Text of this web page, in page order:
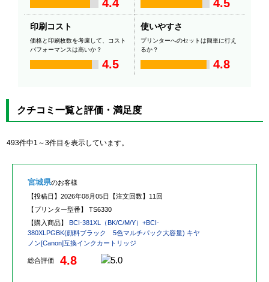
4.4 4.5
印刷コスト
価格と印刷枚数を考慮して、コスト
パフォーマンスは高いか？
4.5
使いやすさ
プリンターへのセットは簡単に行え
るか？
4.8
クチコミ一覧と評価・満足度
493件中1～3件目を表示しています。
宮城県のお客様
【投稿日】 2026年08月05日 【注文回数】 11回
【プリンター型番】 TS6330
【購入商品】 BCI-381XL（BK/C/M/Y）+BCI-
380XLPGBK(顔料ブラック 5色マルチパック大容量) キヤ
ノン[Canon]互換インクカートリッジ
総合評価 4.8